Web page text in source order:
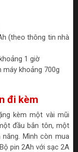
(theo thông tin nhà
1 giờ
máy khoảng 700g
đi kèm
kèm một vài mũi
đầu bắn tôn, một
Mình còn mua
pin 2Ah với sạc 2A